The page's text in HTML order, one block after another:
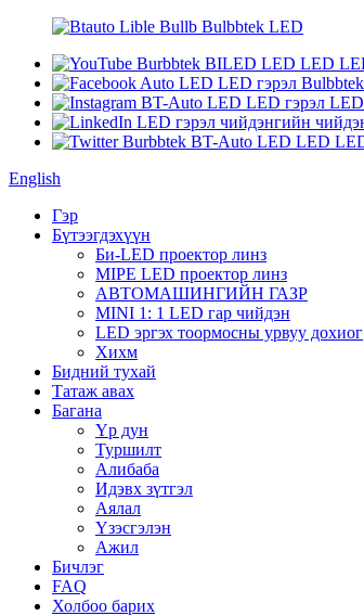
English
Гэр
Бүтээгдэхүүн
Би-LED проектор линз
MIPE LED проектор линз
АВТОМАШИНГИЙН ГАЗР
MINI 1: 1 LED гар чийдэн
LED эргэх тоормосны урвуу дохиог
Хихм
Бидний тухай
Татаж авах
Багана
Үр дун
Туршилт
Алибаба
Идэвх зүтгэл
Аялал
Үзэсгэлэн
Ажил
Бичлэг
FAQ
Холбоо барих